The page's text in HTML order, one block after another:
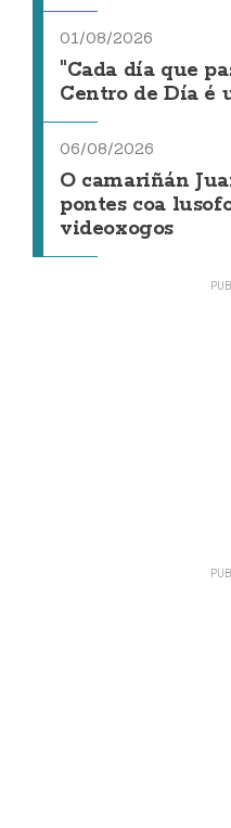
01/08/2026
"Cada día que
Centro de Día é
06/08/2026
O camariñán
pontes coa
videoxogos